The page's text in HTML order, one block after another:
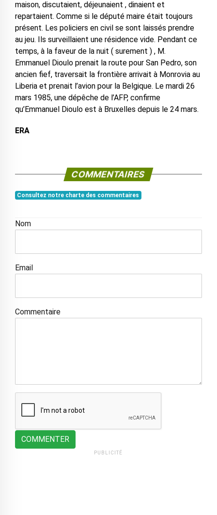
maison, discutaient, déjeunaient , dinaient et
repartaient. Comme si le député maire était toujours
présent. Les policiers en civil se sont laissés prendre
au jeu. Ils surveillaient une résidence vide. Pendant ce
temps, à la faveur de la nuit ( surement ) , M.
Emmanuel Dioulo prenait la route pour San Pedro, son
ancien fief, traversait la frontière arrivait à Monrovia au
Liberia et prenait l’avion pour la Belgique. Le mardi 26
mars 1985, une dépêche de l’AFP, confirme
qu’Emmanuel Dioulo est à Bruxelles depuis le 24 mars.
ERA
COMMENTAIRES
Consultez notre charte des commentaires
Nom
Email
Commentaire
COMMENTER
PUBLICITÉ